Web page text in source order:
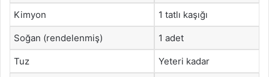
Kimyon 1 tatlı kaşığı
Soğan (rendelenmiş) 1 adet
Tuz Yeteri kadar